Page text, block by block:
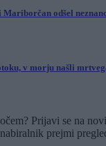
Mariborčan odšel
v morju našli
Prijavi se na
prejmi